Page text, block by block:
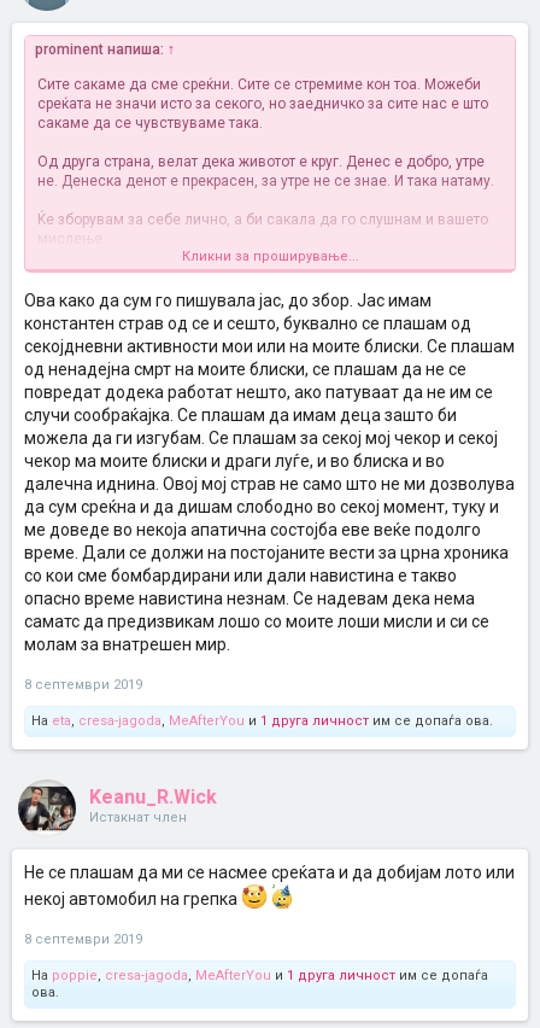
prominent напиша: ↑
Сите сакаме да сме среќни. Сите се стремиме кон тоа. Можеби
среќата не значи исто за секого, но заедничко за сите нас е што
сакаме да се чувствуваме така.
Од друга страна, велат дека животот е круг. Денес е добро, утре
не. Денеска денот е прекрасен, за утре не се знае. И така натаму.
Ќе зборувам за себе лично, а би сакала да го слушнам и вашето
мислење.
Кога и да ми се случи нешто добро, јас се плашам да се радувам.
Се плашам дека со тоа ќе "придонесам" за да се смени
ситуацијата. Дека зад аголот демне нешто не толку убаво. Овие
мисли знам дека ми се поврзани со анксиозноста. Не сум
суеверна, не верувам во никаква виша сила, но кога станува збор
за ова не можам да размислувам разумно.
Загрижена сум за се' и сешто. дури и за нешта за кои знам дека
немам влијание. Природни катастрофи, политичка ситуација,
каква било вест што ќе ја прочитам/слушнам. Сметам дека со
постојаната загриженост придонесувам да не се случи
најлошото.Како да се подготвувам за секој случај, ако ништо
друго, барем да имам план.
Звучи апсурдно и знам дека не е така.
Фрустрирачки е да не можеш да се опуштиш и да се израдуваш,
само поради стравот од иднината, од постојаното прашање
ако?
Имате ли вие вакво искуство и како се справувате со тоа? Дали и'
со страв од иднината?
Кликни за проширување...
Ова како да сум го пишувала јас, до збор. Јас имам
константен страв од се и сешто, буквално се плашам од
секојдневни активности мои или на моите блиски. Се плашам
од ненадејна смрт на моите блиски, се плашам да не се
повредат додека работат нешто, ако патуваат да не им се
случи сообраќајка. Се плашам да имам деца зашто би
можела да ги изгубам. Се плашам за секој мој чекор и секој
чекор ма моите блиски и драги луѓе, и во блиска и во
далечна иднина. Овој мој страв не само што не ми дозволува
да сум среќна и да дишам слободно во секој момент, туку и
ме доведе во некоја апатична состојба еве веќе подолго
време. Дали се должи на постојаните вести за црна хроника
со кои сме бомбардирани или дали навистина е такво
опасно време навистина незнам. Се надевам дека нема
саматс да предизвикам лошо со моите лоши мисли и си се
молам за внатрешен мир.
8 септември 2019
На eta, cresa-jagoda, MeAfterYou и 1 друга личност им се допаѓа ова.
Keanu_R.Wick
Истакнат член
Не се плашам да ми се насмее среќата и да добијам лото или
некој автомобил на грепка
8 септември 2019
На poppie, cresa-jagoda, MeAfterYou и 1 друга личност им се допаѓа
ова.